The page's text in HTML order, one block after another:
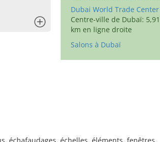
Dubai World Trade Center
Centre-ville de Dubaï: 5,91
km en ligne droite
Salons à Dubaï